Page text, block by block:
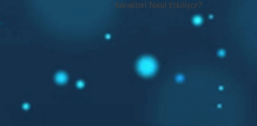
Karakteri Nasıl Etkiliyor?